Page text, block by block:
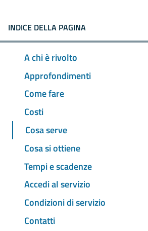
INDICE DELLA PAGINA
A chi è rivolto
Approfondimenti
Come fare
Costi
Cosa serve
Cosa si ottiene
Tempi e scadenze
Accedi al servizio
Condizioni di servizio
Contatti